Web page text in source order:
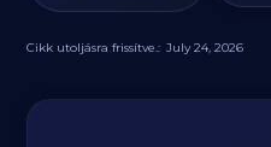
Cikk utoljásra frissítve.: July 24, 2026